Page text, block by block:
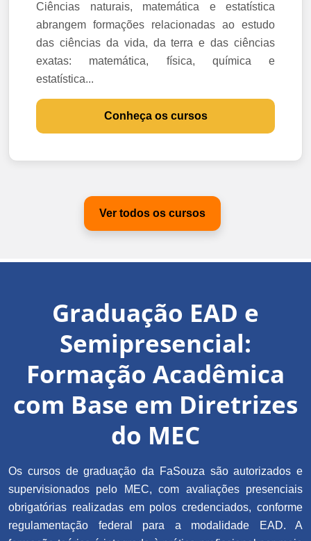
Ciências naturais, matemática e estatística
abrangem formações relacionadas ao estudo
das ciências da vida, da terra e das ciências
exatas: matemática, física, química e
estatística...
Conheça os cursos
Ver todos os cursos
Graduação EAD e
Semipresencial:
Formação Acadêmica
com Base em Diretrizes
do MEC
Os cursos de graduação da FaSouza são autorizados e
supervisionados pelo MEC, com avaliações presenciais
obrigatórias realizadas em polos credenciados, conforme
regulamentação federal para a modalidade EAD. A